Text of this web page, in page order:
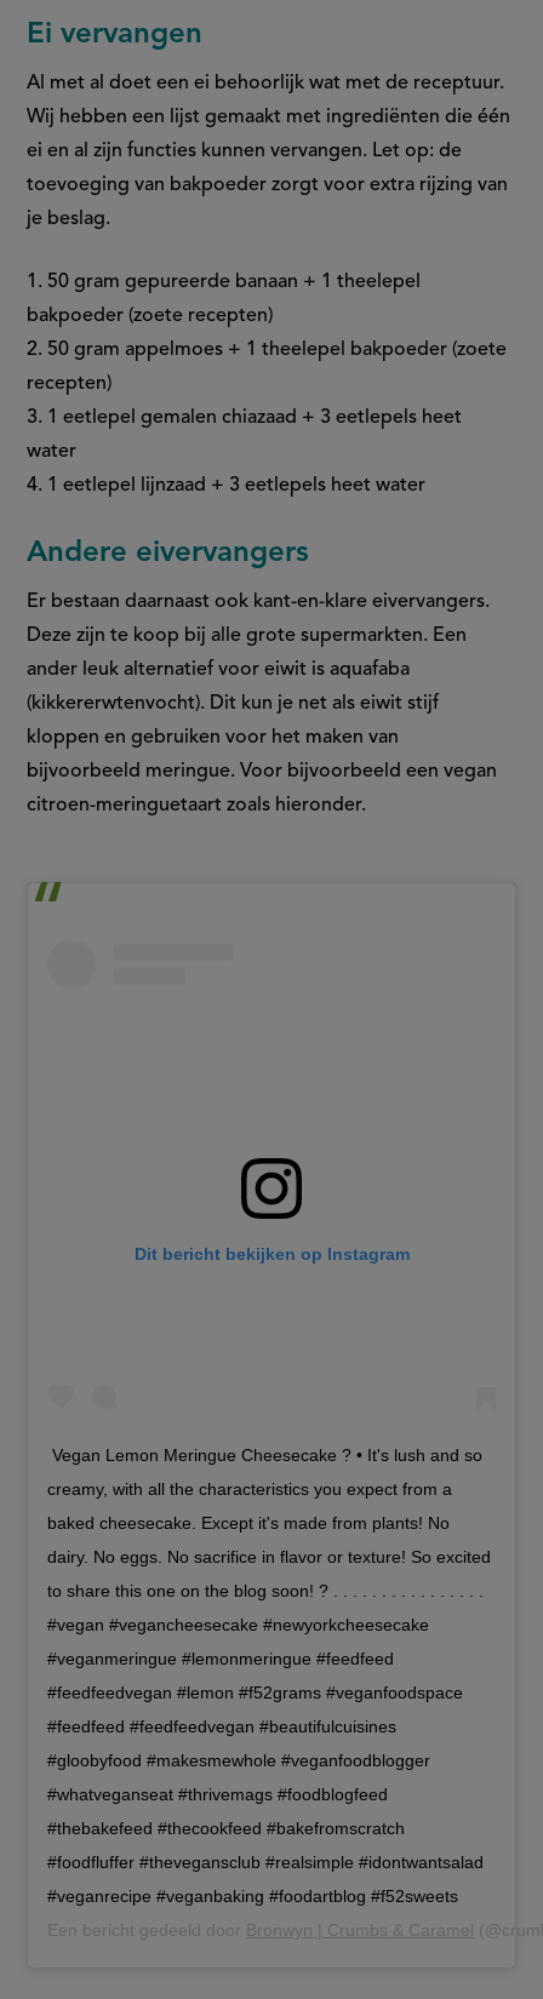
Ei vervangen
Al met al doet een ei behoorlijk wat met de receptuur.
Wij hebben een lijst gemaakt met ingrediënten die één
ei en al zijn functies kunnen vervangen. Let op: de
toevoeging van bakpoeder zorgt voor extra rijzing van
je beslag.
1. 50 gram gepureerde banaan + 1 theelepel
bakpoeder (zoete recepten)
2. 50 gram appelmoes + 1 theelepel bakpoeder (zoete
recepten)
3. 1 eetlepel gemalen chiazaad + 3 eetlepels heet
water
4. 1 eetlepel lijnzaad + 3 eetlepels heet water
Andere eivervangers
Er bestaan daarnaast ook kant-en-klare eivervangers.
Deze zijn te koop bij alle grote supermarkten. Een
ander leuk alternatief voor eiwit is aquafaba
(kikkererwtenvocht). Dit kun je net als eiwit stijf
kloppen en gebruiken voor het maken van
bijvoorbeeld meringue. Voor bijvoorbeeld een vegan
citroen-meringuetaart zoals hieronder.
Dit bericht bekijken op Instagram
Vegan Lemon Meringue Cheesecake ? • It's lush and so
creamy, with all the characteristics you expect from a
baked cheesecake. Except it's made from plants! No
dairy. No eggs. No sacrifice in flavor or texture! So excited
to share this one on the blog soon! ? . . . . . . . . . . . . . . . .
#vegan #vegancheesecake #newyorkcheesecake
#veganmeringue #lemonmeringue #feedfeed
#feedfeedvegan #lemon #f52grams #veganfoodspace
#feedfeed #feedfeedvegan #beautifulcuisines
#gloobyfood #makesmewhole #veganfoodblogger
#whatveganseat #thrivemags #foodblogfeed
#thebakefeed #thecookfeed #bakefromscratch
#foodfluffer #thevegansclub #realsimple #idontwantsalad
#veganrecipe #veganbaking #foodartblog #f52sweets
Een bericht gedeeld door Bronwyn | Crumbs & Caramel